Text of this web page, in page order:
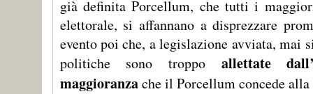
già definita Porcellum, che tutti i
elettorale, si affannano a disprezzare
evento poi che, a legislazione avviata, mai
politiche sono troppo allettate
maggioranzache il Porcellum concede